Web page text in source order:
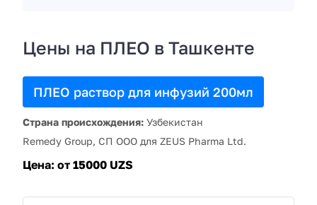
Цены на ПЛЕО в Ташкенте
ПЛЕО раствор для инфузий 200мл
Страна происхождения: Узбекистан
Remedy Group, СП ООО для ZEUS Pharma Ltd.
Цена: от 15000 UZS